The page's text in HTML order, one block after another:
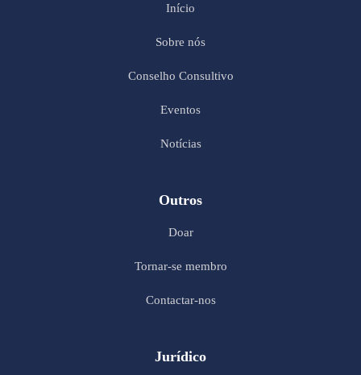
Início
Sobre nós
Conselho Consultivo
Eventos
Notícias
Outros
Doar
Tornar-se membro
Contactar-nos
Jurídico